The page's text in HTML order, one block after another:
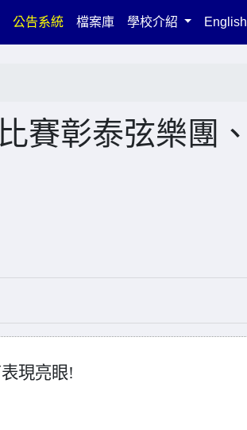
公告系統 檔案庫 學校介紹 English
賽彰泰弦樂團、
現亮眼!